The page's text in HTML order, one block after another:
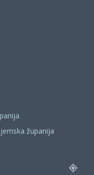
županija